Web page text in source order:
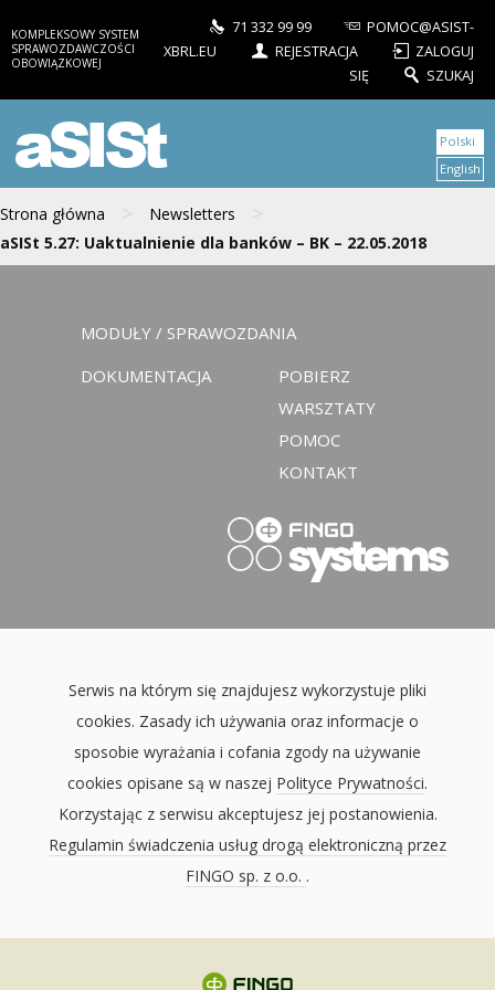
KOMPLEKSOWY SYSTEM
SPRAWOZDAWCZOŚCI
OBOWIĄZKOWEJ
71 332 99 99
POMOC@ASIST-
XBRL.EU
REJESTRACJA
ZALOGUJ
SIĘ
SZUKAJ
aSISt
Strona główna > Newsletters >
aSISt 5.27: Uaktualnienie dla banków – BK – 22.05.2018
Polski
English
MODUŁY / SPRAWOZDANIA
DOKUMENTACJA
POBIERZ
WARSZTATY
POMOC
KONTAKT
Serwis na którym się znajdujesz wykorzystuje pliki
cookies. Zasady ich używania oraz informacje o
sposobie wyrażania i cofania zgody na używanie
cookies opisane są w naszej Polityce Prywatności.
Korzystając z serwisu akceptujesz jej postanowienia.
Regulamin świadczenia usług drogą elektroniczną przez
FINGO sp. z o.o. .